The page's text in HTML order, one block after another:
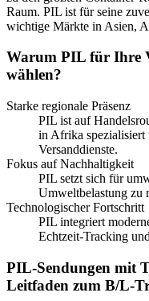
Raum. PIL ist für seine
wichtige Märkte in Asien,
Warum PIL für Ihre
wählen?
Starke regionale Präsenz
PIL ist auf
in Afrika spezialisiert
Versanddienste.
Fokus auf Nachhaltigkeit
PIL setzt sich für
Umweltbelastung zu
Technologischer Fortschritt
PIL integriert
Echtzeit-Tracking
PIL-Sendungen mit
Leitfaden zum B/L-